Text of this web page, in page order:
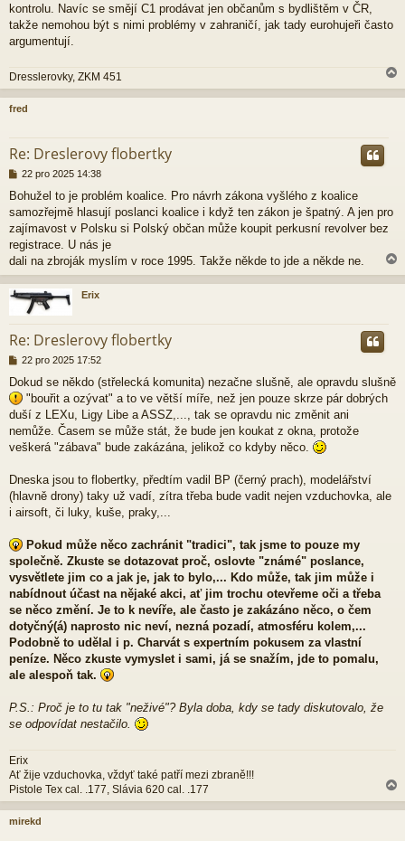
kontrolu. Navíc se smějí C1 prodávat jen občanům s bydlištěm v ČR,
takže nemohou být s nimi problémy v zahraničí, jak tady eurohujeři často
argumentují.
Dresslerovky, ZKM 451
a
h
fred
Re: Dreslerovy flobertky
P
í
s
p
ě
v
e
22 pro 2025 14:38
Bohužel to je problém koalice. Pro návrh zákona vyšlého z koalice
samozřejmě hlasují poslanci koalice i když ten zákon je špatný. A jen pro
zajímavost v Polsku si Polský občan může koupit perkusní revolver bez
registrace. U nás je
dali na zbroják myslím v roce 1995. Takže někde to jde a někde ne.
a
h
Erix
Re: Dreslerovy flobertky
P
í
s
p
ě
v
e
22 pro 2025 17:52
Dokud se někdo (střelecká komunita) nezačne slušně, ale opravdu slušně
"bouřit a ozývat" a to ve větší míře, než jen pouze skrze pár dobrých
duší z LEXu, Ligy Libe a ASSZ,..., tak se opravdu nic změnit ani
nemůže. Časem se může stát, že bude jen koukat z okna, protože
veškerá "zábava" bude zakázána, jelikož co kdyby něco.
Dneska jsou to flobertky, předtím vadil BP (černý prach), modelářství
(hlavně drony) taky už vadí, zítra třeba bude vadit nejen vzduchovka, ale
i airsoft, či luky, kuše, praky,...
Pokud může něco zachránit "tradici", tak jsme to pouze my
společně. Zkuste se dotazovat proč, oslovte "známé" poslance,
vysvětlete jim co a jak je, jak to bylo,... Kdo může, tak jim může i
nabídnout účast na nějaké akci, ať jim trochu otevřeme oči a třeba
se něco změní. Je to k nevíře, ale často je zakázáno něco, o čem
dotyčný(á) naprosto nic neví, nezná pozadí, atmosféru kolem,...
Podobně to udělal i p. Charvát s expertním pokusem za vlastní
peníze. Něco zkuste vymyslet i sami, já se snažím, jde to pomalu,
ale alespoň tak.
P.S.: Proč je to tu tak "neživé"? Byla doba, kdy se tady diskutovalo, že
se odpovídat nestačilo.
Erix
Ať žije vzduchovka, vždyť také patří mezi zbraně!!!
Pistole Tex cal. .177, Slávia 620 cal. .177
a
h
mirekd